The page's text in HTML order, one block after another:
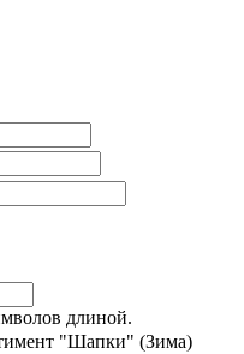
длиной.
"Шапки" (Зима)